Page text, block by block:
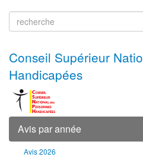
Conseil Supérieur
Handicapées
Avis par année
Avis 2026